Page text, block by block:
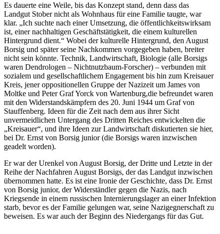
Es dauerte eine Weile, bis das Konzept stand, denn dass das
Landgut Stober nicht als Wohnhaus für eine Familie taugte, war
klar. „Ich suchte nach einer Umsetzung, die öffentlichkeitswirksam
ist, einer nachhaltigen Geschäftstätigkeit, die einem kulturellen
Hintergrund dient.“ Wobei der kulturelle Hintergrund, den August
Borsig und später seine Nachkommen vorgegeben haben, breiter
nicht sein könnte. Technik, Landwirtschaft, Biologie (alle Borsigs
waren Dendrologen – Nichtnutzbaum-Forscher) – verbunden mit
sozialem und gesellschaftlichem Engagement bis hin zum Kreisauer
Kreis, jener oppositionellen Gruppe der Nazizeit um James von
Moltke und Peter Graf Yorck von Wartenburg,die befreundet waren
mit den Widerstandskämpfern des 20. Juni 1944 um Graf von
Stauffenberg. Ideen für die Zeit nach dem aus ihrer Sicht
unvermeidlichen Untergang des Dritten Reiches entwickelten die
„Kreisauer“, und ihre Ideen zur Landwirtschaft diskutierten sie hier,
bei Dr. Ernst von Borsig junior (die Borsigs waren inzwischen
geadelt worden).
Er war der Urenkel von August Borsig, der Dritte und Letzte in der
Reihe der Nachfahren August Borsigs, der das Landgut inzwischen
übernommen hatte. Es ist eine Ironie der Geschichte, dass Dr. Ernst
von Borsig junior, der Widerständler gegen die Nazis, nach
Kriegsende in einem russischen Internierungslager an einer Infektion
starb, bevor es der Familie gelungen war, seine Nazigegnerschaft zu
beweisen. Es war auch der Beginn des Niedergangs für das Gut.